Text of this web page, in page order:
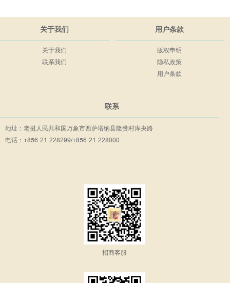
关于我们
关于我们
联系我们
用户条款
版权申明
隐私政策
用户条款
联系
地址：老挝人民共和国万象市西萨塔纳县隆赞村库央路
电话：+856 21 228299/+856 21 228000
招商客服